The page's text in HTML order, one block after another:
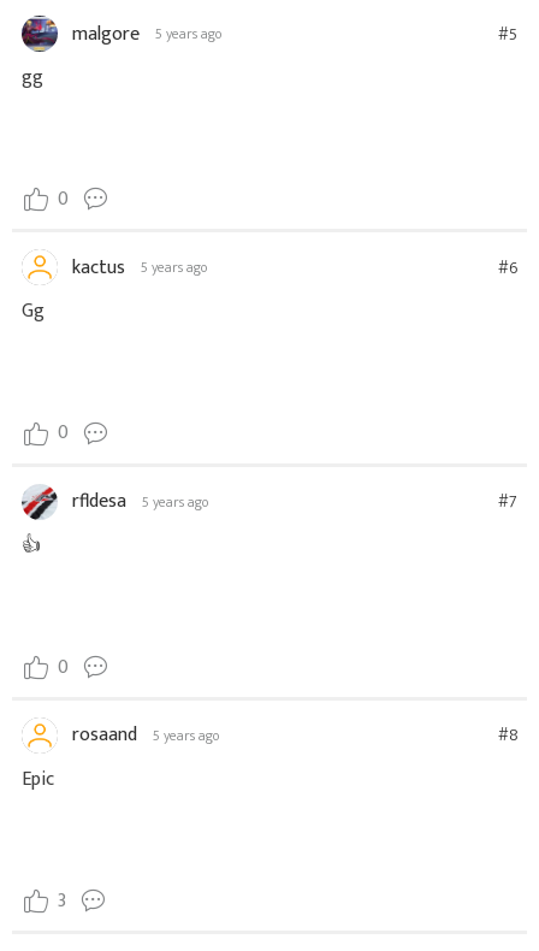
malgore 5 years ago #5
gg
0
kactus 5 years ago #6
Gg
0
rfldesa 5 years ago #7
👍
0
rosaand 5 years ago #8
Epic
3